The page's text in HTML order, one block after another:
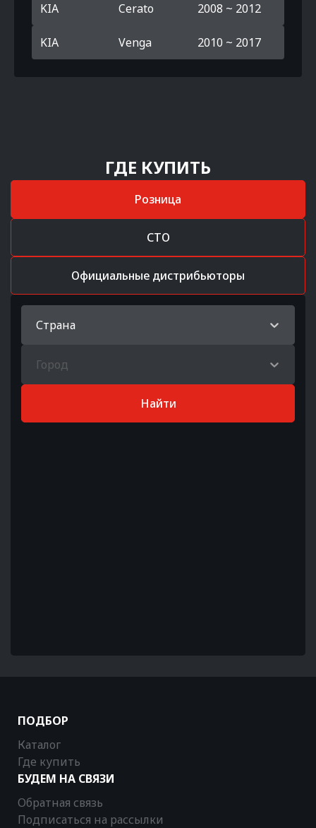
KIA Cerato 2008 ~ 2012
KIA Venga 2010 ~ 2017
ГДЕ КУПИТЬ
Розница
СТО
Официальные дистрибьюторы
Страна
Город
Найти
ПОДБОР
Каталог
Где купить
БУДЕМ НА СВЯЗИ
Обратная связь
Подписаться на рассылки